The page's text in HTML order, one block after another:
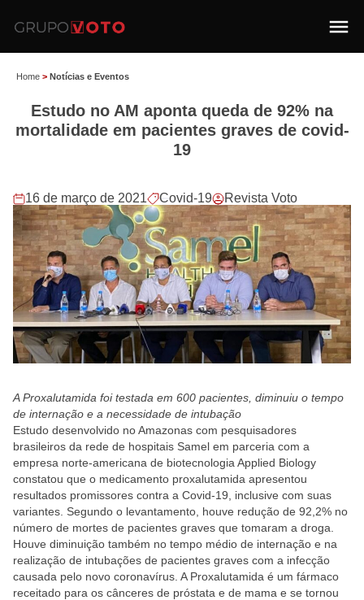
Home > Notícias e Eventos
Estudo no AM aponta queda de 92% na
mortalidade em pacientes graves de covid-
19
16 de março de 2021 Covid-19 Revista Voto
A Proxalutamida foi testada em 600 pacientes, diminuiu o tempo
de internação e a necessidade de intubação
Estudo desenvolvido no Amazonas com pesquisadores
brasileiros da rede de hospitais Samel em parceria com a
empresa norte-americana de biotecnologia Applied Biology
constatou que o medicamento proxalutamida apresentou
resultados promissores contra a Covid-19, inclusive com suas
variantes. Segundo o levantamento, houve redução de 92,2% no
número de mortes de pacientes graves que tomaram a droga.
Houve diminuição também no tempo médio de internação e na
realização de intubações de pacientes graves com a infecção
causada pelo novo coronavírus. A Proxalutamida é um fármaco
receitado para os cânceres de próstata e de mama e se tornou